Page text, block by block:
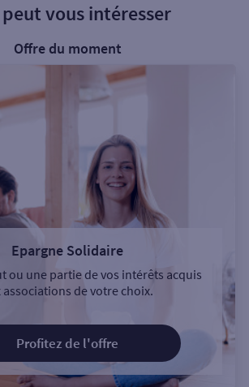
peut vous intéresser
Offre du moment
Epargne Solidaire
ou une partie de vos intérêts acquis
associations de votre choix.
Profitez de l'offre